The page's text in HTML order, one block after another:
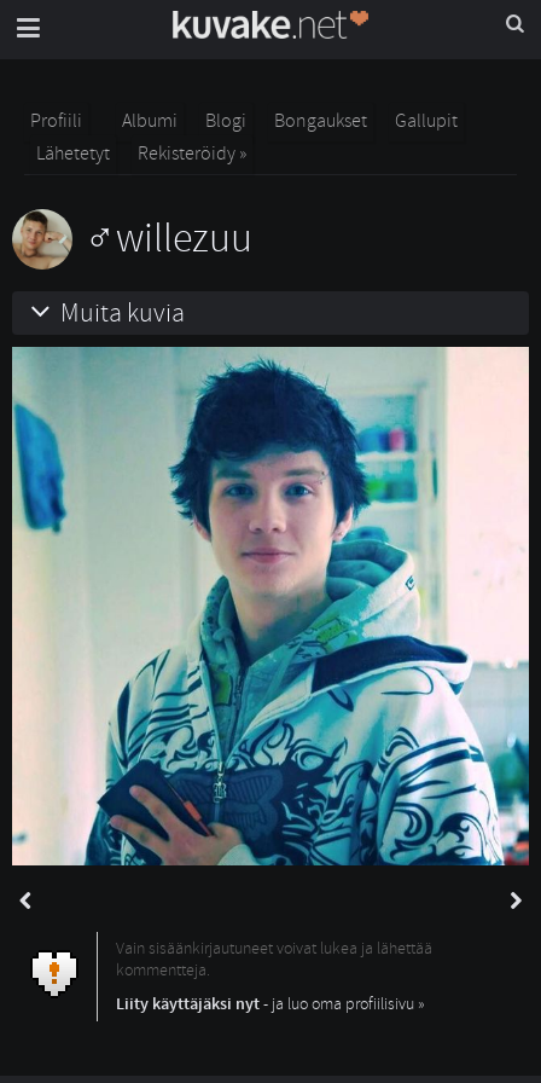
Profiili Albumi Blogi Bongaukset
Gallupit
Lähetetyt
Rekisteröidy »
willezuu
Muita kuvia
Vain sisäänkirjautuneet voivat lukea ja lähettää
kommentteja.
Liity käyttäjäksi nyt- ja luo oma profiilisivu »